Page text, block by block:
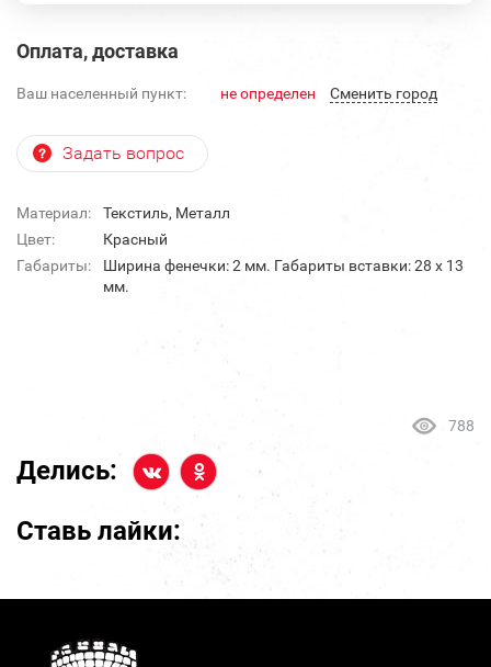
Оплата, доставка
Ваш населенный пункт: не определен Cменить город
Задать вопрос
Материал:
Текстиль, Металл
Цвет:
Красный
Габариты:
Ширина фенечки: 2 мм. Габариты вставки: 28 х 13
мм.
788
Делись:
Ставь лайки: